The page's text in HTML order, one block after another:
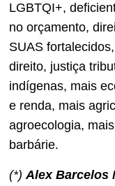
LGBTQI+,
no orçamento,
SUAS
direito, justiça
indígenas, mais
e renda, mais
agroecologia,
barbárie.
(*) Alex Barcelos